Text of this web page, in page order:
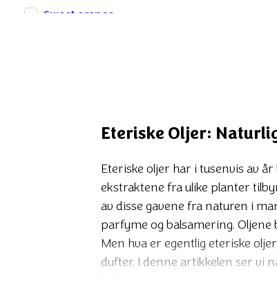
Sweet orange
Eteriske Oljer:
Eteriske oljer har i tusenvis av
ekstraktene fra ulike planter
av disse gavene fra naturen i
parfyme og balsamering.
Men hva er egentlig eteriske
dufter. I denne artikkelen ser vi